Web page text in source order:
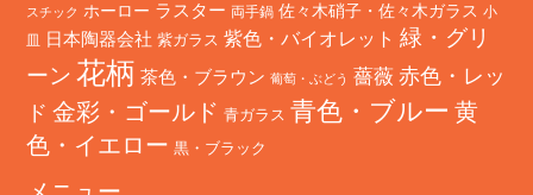
スチック ホーロー ラスター 両手鍋 佐々木硝子・佐々木ガラス 小
皿
日本陶器会社 紫ガラス 紫色・バイオレット 緑・グリ
ーン 花柄 茶色・ブラウン 葡萄・ぶどう 薔薇 赤色・レッ
ド 金彩・ゴールド 青ガラス 青色・ブルー 黄
色・イエロー 黒・ブラック